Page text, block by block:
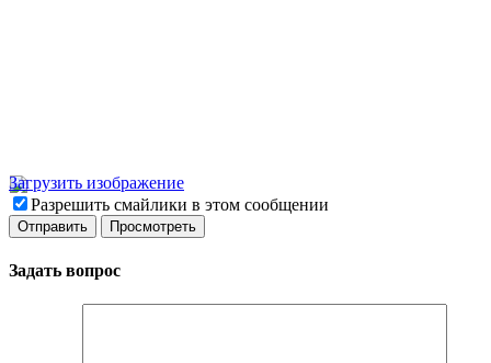
Загрузить изображение
Разрешить смайлики в этом сообщении
Задать вопрос